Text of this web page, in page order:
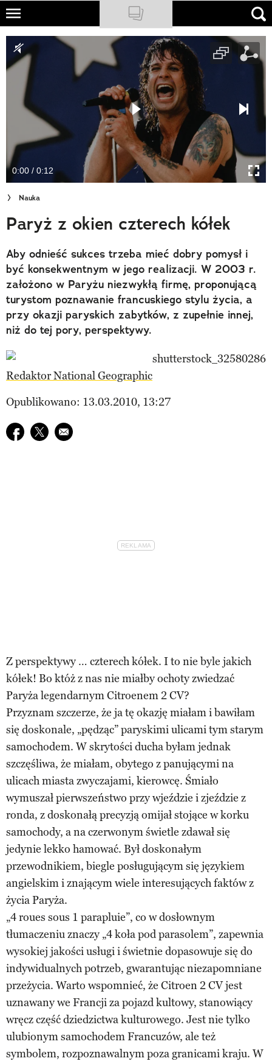
Skip
main
content
NATIONAL GEOGRAPHIC
TRAVELER
PODCASTY
Newsletter
Cuda Polski
Wielki Konkurs Fotograficzny
Trendbook Podróżniczy
Polecane
0:00 / 0:12
Nauka
Paryż z okien czterech kółek
Aby odnieść sukces trzeba mieć dobry pomysł i
być konsekwentnym w jego realizacji. W 2003 r.
założono w Paryżu niezwykłą firmę, proponującą
turystom poznawanie francuskiego stylu życia, a
przy okazji paryskich zabytków, z zupełnie innej,
niż do tej pory, perspektywy.
Redaktor National Geographic
Opublikowano: 13.03.2010, 13:27
Udostępnij na facebook
Udostępnij na twitter
E-mail do przyjaciela
Z perspektywy … czterech kółek. I to nie byle jakich
kółek! Bo któż z nas nie miałby ochoty zwiedzać
Paryża legendarnym Citroenem 2 CV?
Przyznam szczerze, że ja tę okazję miałam i bawiłam
się doskonale, „pędząc” paryskimi ulicami tym starym
samochodem. W skrytości ducha byłam jednak
szczęśliwa, że miałam, obytego z panującymi na
ulicach miasta zwyczajami, kierowcę. Śmiało
wymuszał pierwszeństwo przy wjeździe i zjeździe z
ronda, z doskonałą precyzją omijał stojące w korku
samochody, a na czerwonym świetle zdawał się
jedynie lekko hamować. Był doskonałym
przewodnikiem, biegle posługującym się językiem
angielskim i znającym wiele interesujących faktów z
życia Paryża.
„4 roues sous 1 parapluie”, co w dosłownym
tłumaczeniu znaczy „4 koła pod parasolem”, zapewnia
wysokiej jakości usługi i świetnie dopasowuje się do
indywidualnych potrzeb, gwarantując niezapomniane
przeżycia. Warto wspomnieć, że Citroen 2 CV jest
uznawany we Francji za pojazd kultowy, stanowiący
wręcz część dziedzictwa kulturowego. Jest nie tylko
ulubionym samochodem Francuzów, ale też
symbolem, rozpoznawalnym poza granicami kraju. W